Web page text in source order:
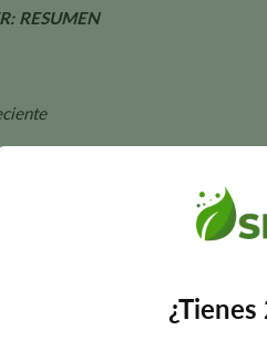
¿Tienes
RESUMEN
× Double Purple Doja
7-9 semanas
• Limón • Canela • Clavo
el aroma, el sabor, el